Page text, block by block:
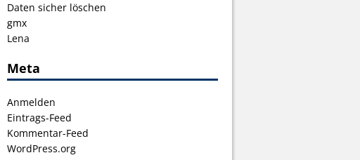
Daten sicher löschen
gmx
Lena
Meta
Anmelden
Eintrags-Feed
Kommentar-Feed
WordPress.org